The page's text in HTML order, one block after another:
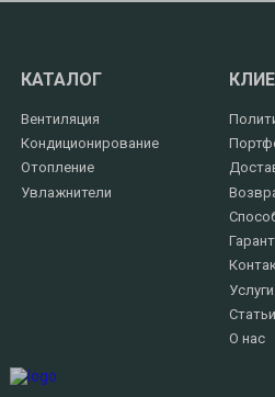
КАТАЛОГ
Вентиляция
Кондиционирование
Отопление
Увлажнители
Услуги
Статьи
О нас